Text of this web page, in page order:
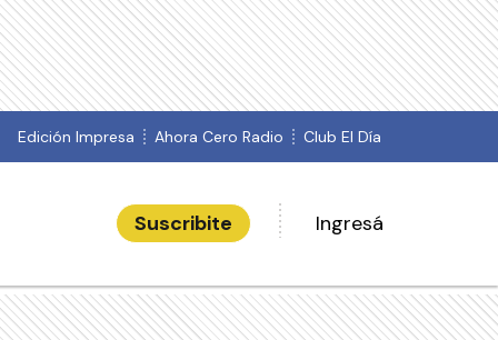
Edición Impresa Ahora Cero Radio Club El Día
Suscribite Ingresá